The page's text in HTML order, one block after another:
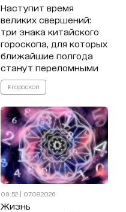
Наступит время
великих свершений:
три знака китайского
гороскопа, для которых
ближайшие полгода
станут переломными
#гороскоп
09:52 | 07.08.2026
Жизнь